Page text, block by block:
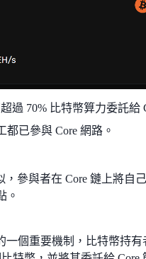
過 70% 比特幣算力委託給
已參與 Core 網路。
，參與者在 Core 鏈上將自
。
一個重要機制，比特幣持有